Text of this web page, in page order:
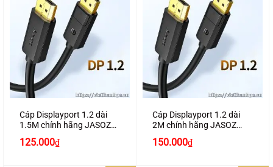
Cáp Displayport 1.2 dài
1.5M chính hãng JASOZ
A191 hỗ trợ 4K2K
Giá
125.000₫Giá
hiện
Cáp Displayport 1.2 dài
2M chính hãng JASOZ
A192 hỗ trợ 4K2K
150.000₫